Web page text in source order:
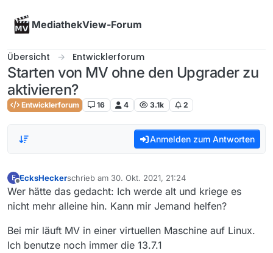
MediathekView-Forum
Übersicht Entwicklerforum
Starten von MV ohne den Upgrader zu
aktivieren?
Entwicklerforum 16 4 3.1k 2
Anmelden zum Antworten
E
Offline
EcksHeckerschrieb am 30. Okt. 2021, 21:24
zuletzt editiert von
Wer hätte das gedacht: Ich werde alt und kriege es
nicht mehr alleine hin. Kann mir Jemand helfen?
Bei mir läuft MV in einer virtuellen Maschine auf Linux.
Ich benutze noch immer die 13.7.1